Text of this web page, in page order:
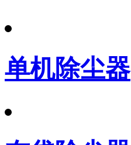
单机除尘器